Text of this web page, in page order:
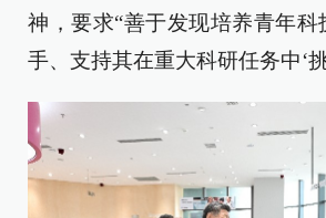
神，要求“善于发现培养青年科
手、支持其在重大科研任务中‘挑